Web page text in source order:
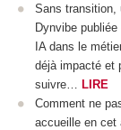
Sans transition,
Dynvibe
IA dans le
déjà impacté et
suivre…
LIRE
Comment ne
accueille en cet